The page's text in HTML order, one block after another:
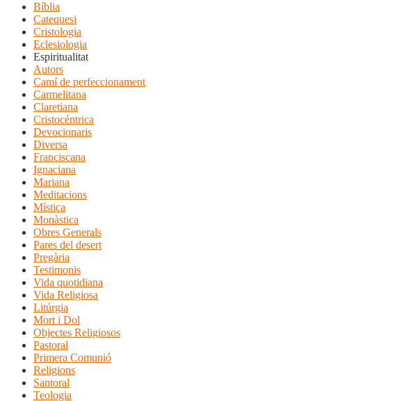
Bíblia
Catequesi
Cristologia
Eclesiologia
Espiritualitat
Autors
Camí de perfeccionament
Carmelitana
Claretiana
Cristocéntrica
Devocionaris
Diversa
Franciscana
Ignaciana
Mariana
Meditacions
Mística
Monàstica
Obres Generals
Pares del desert
Pregària
Testimonis
Vida quotidiana
Vida Religiosa
Litúrgia
Mort i Dol
Objectes Religiosos
Pastoral
Primera Comunió
Religions
Santoral
Teologia